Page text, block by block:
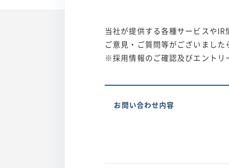
当社が提供する各種サービスや
ご意見・ご質問等がございました
※採用情報のご確認及びエントリ
お問い合わせ内容